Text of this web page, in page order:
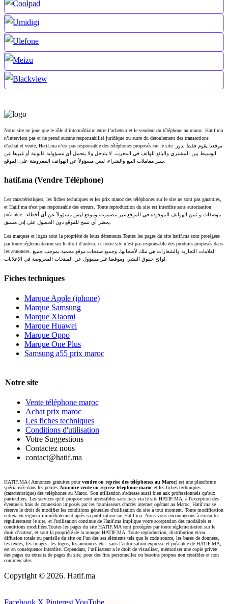
Notre site ne joue que le rôle d’intermédiaire entre l’acheteur et le vendeur du téléphone au maroc. Hatif.ma
n’intervient pas et ne prend aucune responsabilité juridique ou autre du déroulement des transactions
d’achat et vente, Hatif.ma n’est pas responsable des téléphones proposés sur le site. موقعنا يقوم فقط بدور
الوسيط بين المشتري والبائع للهاتف في المغرب. لا يتدخل ولا يتحمل أي مسؤولية قانونية أو غيرها عن
hatif.ma (Vendre Téléphone)
Les caractéristiques, les fiches techniques et les prix maroc des téléphones sur le site ne sont pas garanties,
et Hatif.ma n'est pas responsable des erreurs. Toute reproduction du site est interdite sans autorisation
préalable. موصفات و ثمن الهواتف الموجودة في الموقع غير مضمونة، وموقع ليس مسؤولاً عن أي أخطاء.
يحظر أي نسخ للموقع دون الحصول على إذن مسبق.
Les marques et logos sont la propriété de leurs détenteurs.Toutes les pages du site hatif.ma sont protégées
par toute réglementation sur le droit d’auteur, et notre site n’est pas responsable des produits proposés dans
les annonces. العلامات التجارية والشعارات هي ملك لأصحابها، وجميع صفحات موقع محمية بموجب جميع
لوائح حقوق النشر، وموقعنا غير مسؤول عن المنتجات المعروضة في الإعلانات.
Fiches techniques
Marque Apple (iphone)
Marque Samsung
Marque Xiaomi
Marque Huawei
Marque Oppo
Marque One Plus
Samsung a55 prix maroc
Notre site
Vente téléphone maroc
Achat prix maroc
Les fiches techniques
Conditions d'utilisation
Votre Suggestions
Contactez nous
contact@hatif.ma
HATIF.MA ( Annonces gratuites pourvendre ou reprise des téléphones au Maroc) est une plateforme
spécialisée dans les petites Annonce vente ou reprise telephone maroc et les fiches techniques
(caractéristique) des téléphones au Maroc. Son utilisation s'adresse aussi bien aux professionnels qu'aux
particuliers. Les services qu'il propose sont accessibles sans frais via le site HATIF.MA, à l'exception des
éventuels frais de connexion imposés par les fournisseurs d'accès internet opérant au Maroc, Hatif.ma se
réserve le droit de modifier les conditions générales d'utilisation du site à tout moment. Toute modification
entrera en vigueur immédiatement après sa publication sur Hatif.ma. Nous vous encourageons à consulter
régulièrement le site, et l'utilisation continue de Hatif.ma implique votre acceptation des modalités et
conditions modifiées.Toutes les pages du site HATIF.MA sont protégées par toute réglementation sur le
droit d’auteur, et sont la propriété de la marque HATIF.MA. Toute reproduction, distribution et/ou
diffusion totale ou partielle du site ou l'un des ses éléments tels que le code source, les bases de données,
les textes, les images, les logos, les annonces etc.. sans l’autorisation expresse et préalable de HATIF.MA,
est en conséquence interdite. Cependant, l'utilisateur a le droit de visualiser, mémoriser une copie privée
des pages ou extraits de pages du site, pour des fins personnelles ou besoins propres non cessibles et non
commerciales.
Copyright © 2026. Hatif.ma
Facebook X PinterestYouTube